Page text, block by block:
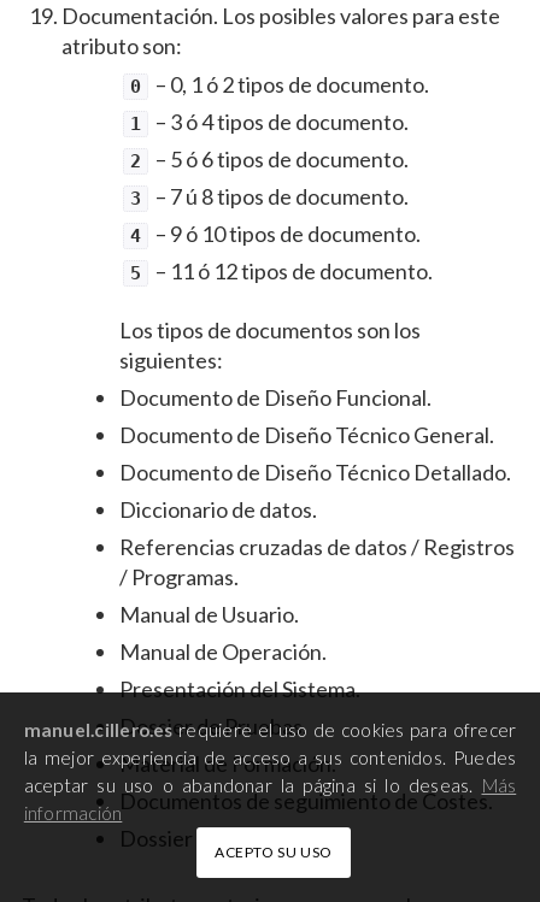
Documentación. Los posibles valores para este
atributo son:
0 – 0, 1 ó 2 tipos de documento.
1 – 3 ó 4 tipos de documento.
2 – 5 ó 6 tipos de documento.
3 – 7 ú 8 tipos de documento.
4 – 9 ó 10 tipos de documento.
5 – 11 ó 12 tipos de documento.
Los tipos de documentos son los
siguientes:
Documento de Diseño Funcional.
Documento de Diseño Técnico General.
Documento de Diseño Técnico Detallado.
Diccionario de datos.
Referencias cruzadas de datos / Registros
/ Programas.
Manual de Usuario.
Manual de Operación.
Presentación del Sistema.
Dossier de Pruebas.
Material de Formación.
Documentos de seguimiento de Costes.
Dossier de Cambios.
manuel.cillero.esrequiere el uso de cookies para ofrecer
la mejor experiencia de acceso a sus contenidos. Puedes
aceptar su uso o abandonar la página si lo deseas. Más
información
ACEPTO SU USO